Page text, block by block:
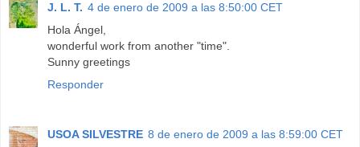
J. L. T. 4 de enero de 2009 a las 8:50:00 CET
Hola Ángel,
wonderful work from another "time".
Sunny greetings
Responder
USOA SILVESTRE 8 de enero de 2009 a las 8:59:00 CET